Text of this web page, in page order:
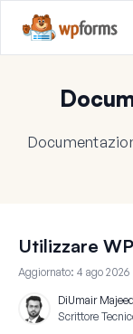
Utilizzare
Aggiornato: 4 ago 2026
DiUmair Majeed
Scrittore